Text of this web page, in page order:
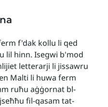
f'dak kollu li qed
lil hinn. Isegwi b'mod
letterarji li jissawru
Malti li huwa ferm
ruħu aġġornat bl-
fil-qasam tat-